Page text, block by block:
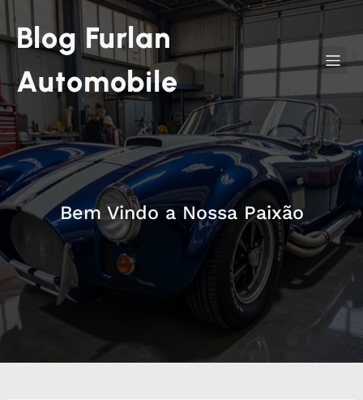
Blog Furlan
Automobile
Bem Vindo a Nossa Paixão